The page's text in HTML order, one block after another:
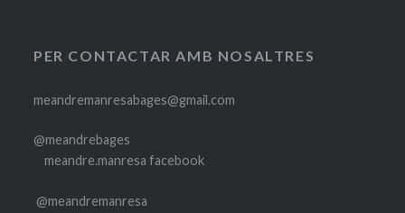
PER CONTACTAR AMB NOSALTRES
meandremanresabages@gmail.com
@meandrebages
meandre.manresa facebook
@meandremanresa